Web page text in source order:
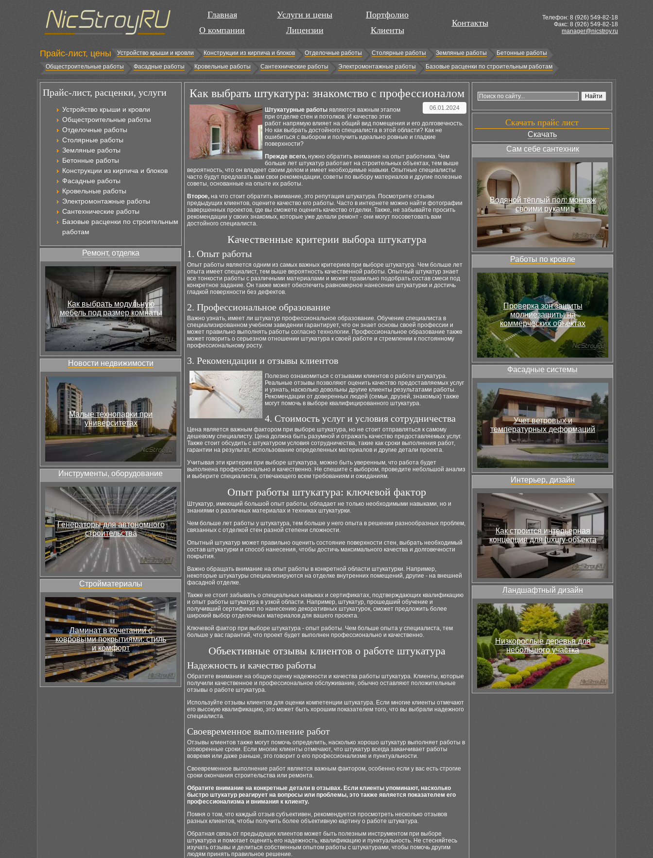
Главная
О компании
Услуги и цены
Лицензии
Портфолио
Клиенты
Контакты
Телефон: 8 (926) 549-82-18
Факс: 8 (926) 549-82-18
manager@nicstroy.ru
Прайс-лист, цены Устройство крыши и кровли Конструкции из кирпича и блоков Отделочные работы Столярные работы Земляные работы
Бетонные работы
Общестроительные работы
Фасадные работы Кровельные работы Сантехнические работы Электромонтажные работы Базовые расценки по строительным работам
Прайс-лист, расценки, услуги
Устройство крыши и кровли
Общестроительные работы
Отделочные работы
Столярные работы
Земляные работы
Бетонные работы
Конструкции из кирпича и блоков
Фасадные работы
Кровельные работы
Электромонтажные работы
Сантехнические работы
Базовые расценки по строительным
работам
Ремонт, отделка
Как выбрать модульную
мебель под размер комнаты
Новости недвижимости
Малые технопарки при
университетах
Инструменты, оборудование
Генераторы для автономного
строительства
Стройматериалы
Ламинат в сочетании с
ковровыми покрытиями: стиль
и комфорт
Как выбрать штукатура: знакомство с профессионалом
06.01.2024
Штукатурные работы являются важным этапом
при отделке стен и потолков. И качество этих
работ напрямую влияет на общий вид помещения и его долговечность.
Но как выбрать достойного специалиста в этой области? Как не
ошибиться с выбором и получить идеально ровные и гладкие
поверхности?
Прежде всего, нужно обратить внимание на опыт работника. Чем
больше лет штукатур работает на строительных объектах, тем выше
вероятность, что он владеет своим делом и имеет необходимые навыки. Опытные специалисты
часто будут предлагать вам свои рекомендации, советы по выбору материалов и другие полезные
советы, основанные на опыте их работы.
Второе, на что стоит обратить внимание, это репутация штукатура. Посмотрите отзывы
предыдущих клиентов, оцените качество его работы. Часто в интернете можно найти фотографии
завершенных проектов, где вы сможете оценить качество отделки. Также, не забывайте просить
рекомендации у своих знакомых, которые уже делали ремонт - они могут посоветовать вам
достойного специалиста.
Качественные критерии выбора штукатура
1. Опыт работы
Опыт работы является одним из самых важных критериев при выборе штукатура. Чем больше лет
опыта имеет специалист, тем выше вероятность качественной работы. Опытный штукатур знает
все тонкости работы с различными материалами и может правильно подобрать состав смеси под
конкретное задание. Он также может обеспечить равномерное нанесение штукатурки и достичь
гладкой поверхности без дефектов.
2. Профессиональное образование
Важно узнать, имеет ли штукатур профессиональное образование. Обучение специалиста в
специализированном учебном заведении гарантирует, что он знает основы своей профессии и
может правильно выполнять работы согласно технологии. Профессиональное образование также
может говорить о серьезном отношении штукатура к своей работе и стремлении к постоянному
профессиональному росту.
3. Рекомендации и отзывы клиентов
Полезно ознакомиться с отзывами клиентов о работе штукатура.
Реальные отзывы позволяют оценить качество предоставляемых услуг
и узнать, насколько довольны другие клиенты результатами работы.
Рекомендации от доверенных людей (семьи, друзей, знакомых) также
могут помочь в выборе квалифицированного штукатура.
4. Стоимость услуг и условия сотрудничества
Цена является важным фактором при выборе штукатура, но не стоит отправляться к самому
дешевому специалисту. Цена должна быть разумной и отражать качество предоставляемых услуг.
Также стоит обсудить с штукатуром условия сотрудничества, такие как сроки выполнения работ,
гарантии на результат, использование определенных материалов и другие детали проекта.
Учитывая эти критерии при выборе штукатура, можно быть уверенным, что работа будет
выполнена профессионально и качественно. Не спешите с выбором, проведите небольшой анализ
и выберите специалиста, отвечающего всем требованиям и ожиданиям.
Опыт работы штукатура: ключевой фактор
Штукатур, имеющий большой опыт работы, обладает не только необходимыми навыками, но и
знаниями о различных материалах и техниках штукатурки.
Чем больше лет работы у штукатура, тем больше у него опыта в решении разнообразных проблем,
связанных с отделкой стен разной степени сложности.
Опытный штукатур может правильно оценить состояние поверхности стен, выбрать необходимый
состав штукатурки и способ нанесения, чтобы достичь максимального качества и долговечности
покрытия.
Важно обращать внимание на опыт работы в конкретной области штукатурки. Например,
некоторые штукатуры специализируются на отделке внутренних помещений, другие - на внешней
фасадной отделке.
Также не стоит забывать о специальных навыках и сертификатах, подтверждающих квалификацию
и опыт работы штукатура в узкой области. Например, штукатур, прошедший обучение и
получивший сертификат по нанесению декоративных штукатурок, сможет предложить более
широкий выбор отделочных материалов для вашего проекта.
Ключевой фактор при выборе штукатура - опыт работы. Чем больше опыта у специалиста, тем
больше у вас гарантий, что проект будет выполнен профессионально и качественно.
Объективные отзывы клиентов о работе штукатура
Надежность и качество работы
Обратите внимание на общую оценку надежности и качества работы штукатура. Клиенты, которые
получили качественное и профессиональное обслуживание, обычно оставляют положительные
отзывы о работе штукатура.
Используйте отзывы клиентов для оценки компетенции штукатура. Если многие клиенты отмечают
его высокую квалификацию, это может быть хорошим показателем того, что вы выбрали надежного
специалиста.
Своевременное выполнение работ
Отзывы клиентов также могут помочь определить, насколько хорошо штукатур выполняет работы в
оговоренные сроки. Если многие клиенты отмечают, что штукатур всегда заканчивает работы
вовремя или даже раньше, это говорит о его профессионализме и пунктуальности.
Своевременное выполнение работ является важным фактором, особенно если у вас есть строгие
сроки окончания строительства или ремонта.
Обратите внимание на конкретные детали в отзывах. Если клиенты упоминают, насколько
быстро штукатур реагирует на вопросы или проблемы, это также является показателем его
профессионализма и внимания к клиенту.
Помня о том, что каждый отзыв субъективен, рекомендуется просмотреть несколько отзывов
разных клиентов, чтобы получить более объективную картину о работе штукатура.
Обратная связь от предыдущих клиентов может быть полезным инструментом при выборе
штукатура и помогает оценить его надежность, квалификацию и пунктуальность. Не стесняйтесь
изучать отзывы и делиться собственным опытом работы с штукатурами, чтобы помочь другим
людям принять правильное решение.
Скачать прайс лист
Скачать
Сам себе сантехник
Водяной тёплый пол: монтаж
своими руками
Работы по кровле
Проверка зон защиты
молниезащиты на
коммерческих объектах
Фасадные системы
Учет ветровых и
температурных деформаций
Интерьер, дизайн
Как строится интерьерная
концепция для luxury-объекта
Ландшафтный дизайн
Низкорослые деревья для
небольшого участка